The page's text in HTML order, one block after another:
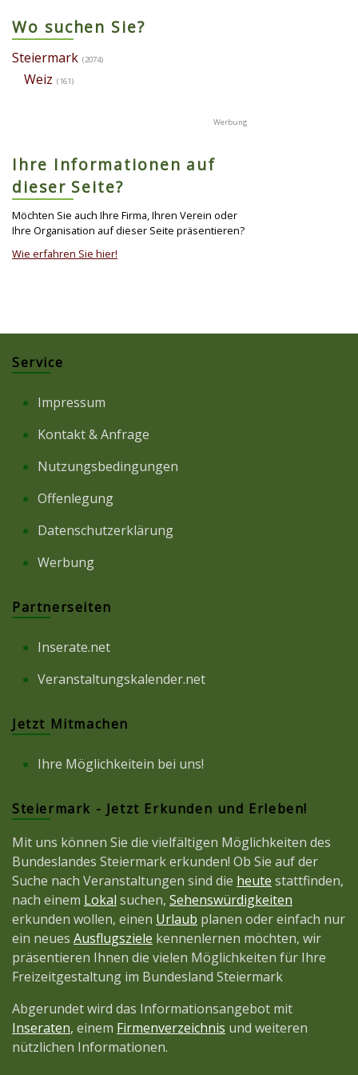
Wo suchen Sie?
Steiermark (2074)
Weiz (161)
Ihre Informationen auf
dieser Seite?
Möchten Sie auch Ihre Firma, Ihren Verein oder
Ihre Organisation auf dieser Seite präsentieren?
Wie erfahren Sie hier!
Service
Impressum
Kontakt & Anfrage
Nutzungsbedingungen
Offenlegung
Datenschutzerklärung
Werbung
Partnerseiten
Inserate.net
Veranstaltungskalender.net
Jetzt Mitmachen
Ihre Möglichkeitein bei uns!
Steiermark - Jetzt Erkunden und Erleben!
Mit uns können Sie die vielfältigen Möglichkeiten des
Bundeslandes Steiermark erkunden! Ob Sie auf der
Suche nach Veranstaltungen sind die heute stattfinden,
nach einem Lokal suchen, Sehenswürdigkeiten
erkunden wollen, einen Urlaub planen oder einfach nur
ein neues Ausflugsziele kennenlernen möchten, wir
präsentieren Ihnen die vielen Möglichkeiten für Ihre
Freizeitgestaltung im Bundesland Steiermark
Abgerundet wird das Informationsangebot mit
Inseraten, einem Firmenverzeichnis und weiteren
nützlichen Informationen.